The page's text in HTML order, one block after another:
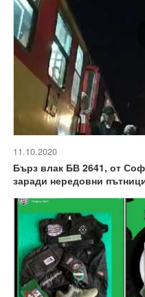
11.10.2020
Бърз влак БВ 2641, от
заради нередовни